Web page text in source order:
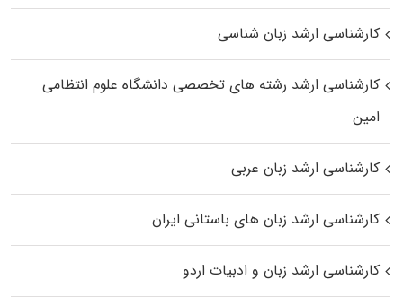
کارشناسی ارشد زبان شناسی
کارشناسی ارشد رﺷﺘﻪ ﻫﺎی تخصصی داﻧﺸﮕﺎه ﻋﻠﻮم انتظامی
اﻣﻴﻦ
کارشناسی ارشد زبان عربی
کارشناسی ارشد زبان‌ های باستانی ایران
کارشناسی ارشد زبان و ادبیات اردو